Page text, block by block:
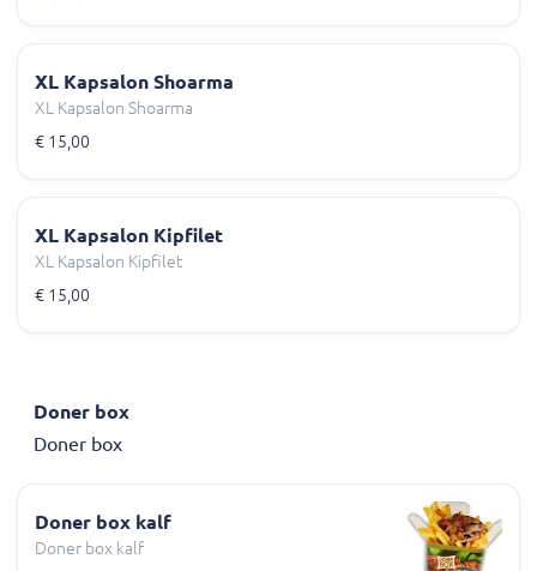
XL Kapsalon Shoarma
XL Kapsalon Shoarma
€ 15,00
XL Kapsalon Kipfilet
XL Kapsalon Kipfilet
€ 15,00
Doner box
Doner box
Doner box kalf
Doner box kalf